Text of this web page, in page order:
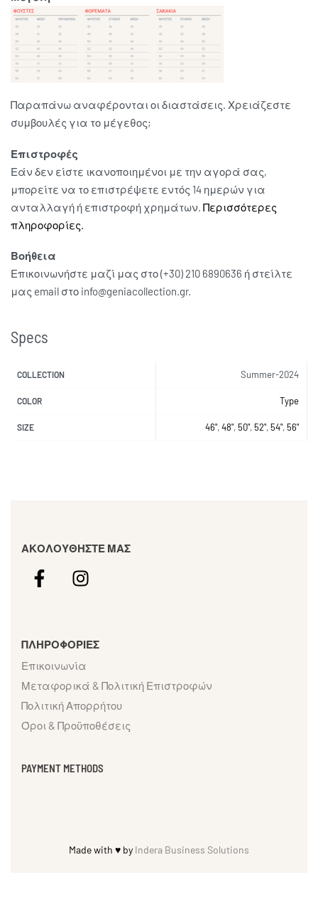
Παραπάνω αναφέρονται οι διαστάσεις. Χρειάζεστε
συμβουλές για το μέγεθος;
Επιστροφές
Εάν δεν είστε ικανοποιημένοι με την αγορά σας,
μπορείτε να το επιστρέψετε εντός 14 ημερών για
ανταλλαγή ή επιστροφή χρημάτων. Περισσότερες
πληροφορίες.
Βοήθεια
Επικοινωνήστε μαζί μας στο (+30) 210 6890636 ή στείλτε
μας email στο info@geniacollection.gr.
Specs
COLLECTION Summer-2024
COLOR Type
SIZE 46",48",50",52",54",56"
ΑΚΟΛΟΥΘΗΣΤΕ ΜΑΣ
ΠΛΗΡΟΦΟΡΙΕΣ
Επικοινωνία
Μεταφορικά & Πολιτική Επιστροφών
Πολιτική Απορρήτου
Όροι & Προϋποθέσεις
PAYMENT METHODS
Made with ♥ by Indera Business Solutions